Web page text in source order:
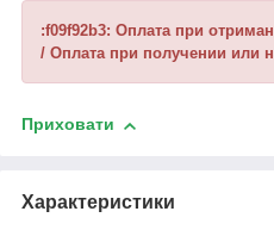
:f09f92b3: Оплата при
/ Оплата при получении или
Приховати
Характеристики